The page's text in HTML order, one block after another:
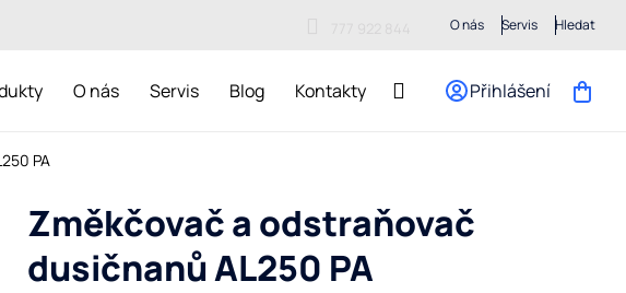
O nás Servis Hledat
Přihlášení
O nás Servis Blog Kontakty
PA
Změkčovač a odstraňovač
dusičnanů AL250 PA